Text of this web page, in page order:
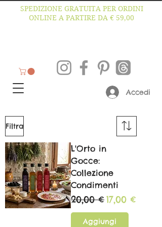
SPEDIZIONE GRATUITA PER ORDINI
ONLINE A PARTIRE DA € 59,00
Accedi
Filtra
L'Orto in
Gocce:
Collezione
Condimenti
Prezzo regolare
20,00 €Prezzo
17,00 €
Aggiungi